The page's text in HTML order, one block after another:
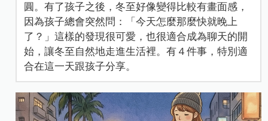
圓。有了孩子之後，冬至好像變得比較有畫面感，
因為孩子總會突然問：「今天怎麼那麼快就晚上
了？」這樣的發現很可愛，也很適合成為聊天的開
始，讓冬至自然地走進生活裡。有４件事，特別適
合在這一天跟孩子分享。